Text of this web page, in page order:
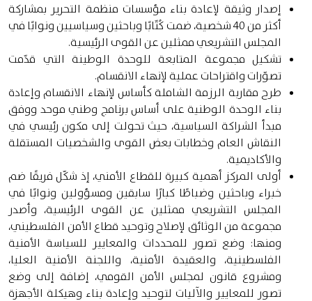
إصدار وثيقة لإعادة بناء مؤسسات منظمة التحرير بمشاركة
أكثر من 40 شخصية، ضمت كُتّابًا وباحثين وسياسيين ونوابًا في
المجلس التشريعي ممثلين عن القوى الرئيسية.
تشكيل مجموعة المتابعة للوحدة الوطينة التي قدّمت
تصوّرات واقتراحات عملية لإنهاء الانقسام.
طرح مقاربة الرزمة الشاملة كأساس لإنهاء الانقسام وإعادة
بناء الوحدة الوطنية على أساس برنامج وطني موحد ووفق
مبدأ الشراكة السياسية، حيث تحولت إلى مكون رئيسي في
النقاش العام وخطابات بعض القوى والشخصيات المستقلة
والأكاديمية.
أولى المركز أهمية كبيرة للقطاع الأمني، إذ شكّل فريقًا ضم
خبراء وباحثين وضباطًا كبارًا سابقين ومسؤولين ونوابًا في
المجلس التشريعي ممثلين عن القوى الرئيسية، وأصدر
مجموعة من الوثائق لإصلاح وتوحيد قطاع الأمن الفلسطيني،
ومنها: وضع تصور للمحددات والمعايير للسياسة الأمنية
الفلسطينية، والعقيدة الأمنية، واللجنة الأمنية العليا،
ومشروع قانون لمجلس الأمن القومي، إضافة إلى وضع
تصور للمعايير والآليات لتوحيد وإعادة بناء وهيكلة الأجهزة